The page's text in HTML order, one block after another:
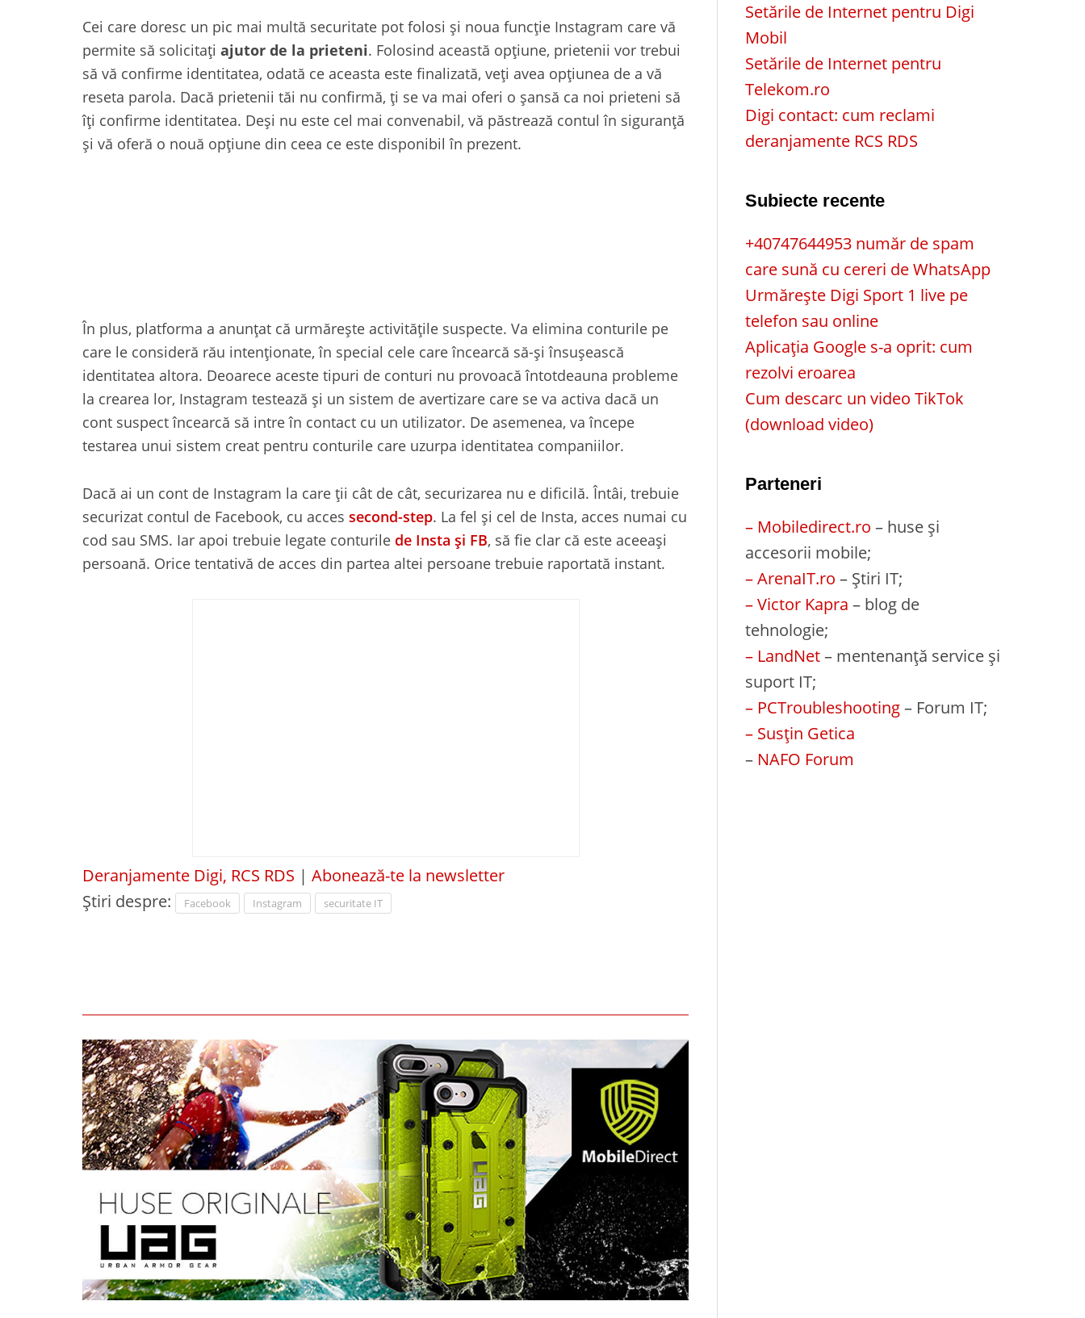
Cei care doresc un pic mai multă securitate pot folosi și noua funcție Instagram care vă
permite să solicitați ajutor de la prieteni. Folosind această opțiune, prietenii vor trebui
să vă confirme identitatea, odată ce aceasta este finalizată, veți avea opțiunea de a vă
reseta parola. Dacă prietenii tăi nu confirmă, ți se va mai oferi o șansă ca noi prieteni să
îți confirme identitatea. Deși nu este cel mai convenabil, vă păstrează contul în siguranță
și vă oferă o nouă opțiune din ceea ce este disponibil în prezent.
În plus, platforma a anunțat că urmărește activitățile suspecte. Va elimina conturile pe
care le consideră rău intenționate, în special cele care încearcă să-și însușească
identitatea altora. Deoarece aceste tipuri de conturi nu provoacă întotdeauna probleme
la crearea lor, Instagram testează și un sistem de avertizare care se va activa dacă un
cont suspect încearcă să intre în contact cu un utilizator. De asemenea, va începe
testarea unui sistem creat pentru conturile care uzurpa identitatea companiilor.
Dacă ai un cont de Instagram la care ții cât de cât, securizarea nu e dificilă. Întâi, trebuie
securizat contul de Facebook, cu acces second-step. La fel și cel de Insta, acces numai cu
cod sau SMS. Iar apoi trebuie legate conturile de Insta și FB, să fie clar că este aceeași
persoană. Orice tentativă de acces din partea altei persoane trebuie raportată instant.
Deranjamente Digi, RCS RDS | Abonează-te la newsletter
Știri despre:
Facebook Instagram securitate IT
Setările de Internet pentru Digi
Mobil
Setările de Internet pentru
Telekom.ro
Digi contact: cum reclami
deranjamente RCS RDS
Subiecte recente
+40747644953 număr de spam
care sună cu cereri de WhatsApp
Urmărește Digi Sport 1 live pe
telefon sau online
Aplicația Google s-a oprit: cum
rezolvi eroarea
Cum descarc un video TikTok
(download video)
Parteneri
– Mobiledirect.ro – huse și
accesorii mobile;
– ArenaIT.ro – Știri IT;
– Victor Kapra – blog de
tehnologie;
– LandNet– mentenanță service și
suport IT;
– PCTroubleshooting– Forum IT;
– Susțin Getica
– NAFO Forum